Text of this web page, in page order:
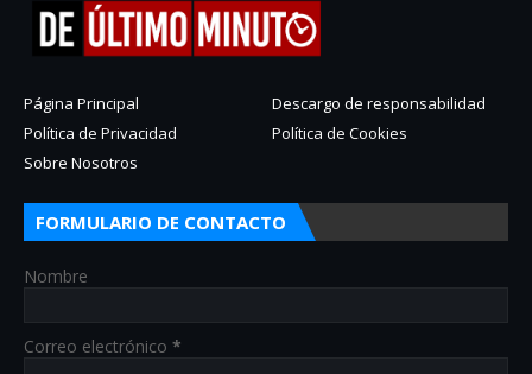
Página Principal
Descargo de responsabilidad
Política de Privacidad
Política de Cookies
Sobre Nosotros
FORMULARIO DE CONTACTO
Nombre
Correo electrónico *